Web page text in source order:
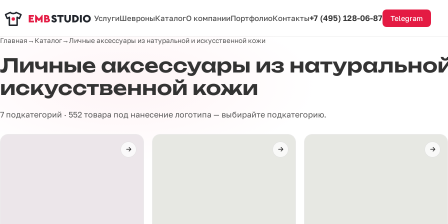
УслугиШевроныКаталогО компанииПортфолиоКонтакты+7 (495) 128-06-87 Telegram
Главная→ Каталог→ Личные аксессуары из натуральной и искусственной кожи
Личные аксессуары из
искусственной кожи
7 подкатегорий · 552 товара под нанесение логотипа — выбирайте подкатегорию.